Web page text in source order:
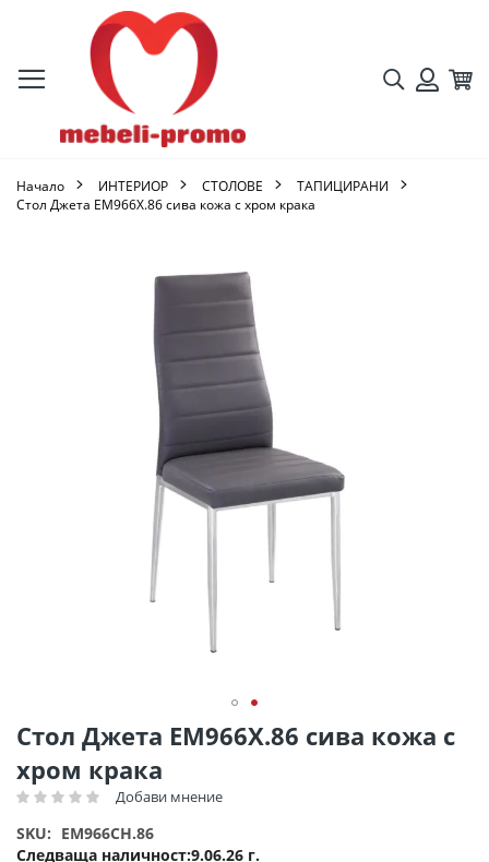
Търсене
Начало ИНТЕРИОР СТОЛОВЕ
ТАПИЦИРАНИ
Стол Джета ΕΜ966Χ.86 сива кожа с хром крака
Стол Джета ΕΜ966Χ.86 сива кожа с
хром крака
Рейтинг: Добави мнение
SKU
EM966CH.86
Следваща наличност 9.06.26 г.
Преминете
към
началото
на
със